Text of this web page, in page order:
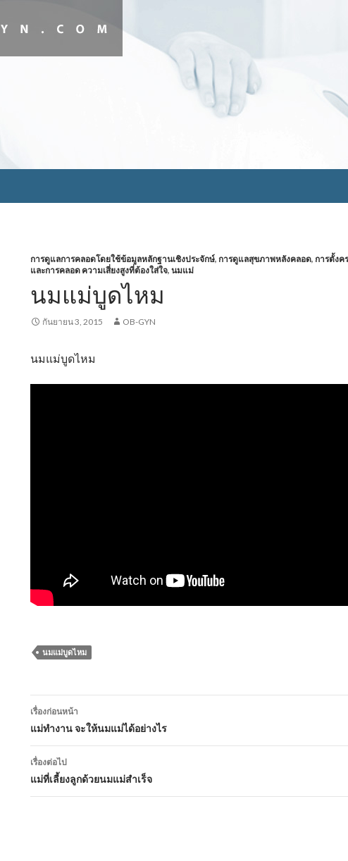
การดูแลการคลอดโดยใช้ข้อมูลหลักฐานเชิงประจักษ์, การดูแลสุขภาพหลังคลอด, การตั้งค
และการคลอด ความเสี่ยงสูงที่ต้องใส่ใจ, นมแม่
นมแม่บูดไหม
กันยายน 3, 2015 OB-GYN
นมแม่บูดไหม
นมแม่บูดไหม
เมนู
นำทาง
เรื่อง
เรื่องก่อนหน้า
แม่ทำงาน จะให้นมแม่ได้อย่างไร
เรื่องต่อไป
แม่ที่เลี้ยงลูกด้วยนมแม่สำเร็จ